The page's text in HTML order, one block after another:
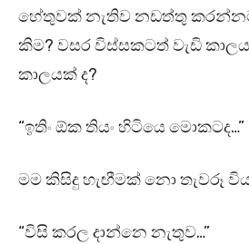
හේතුවක් නැතිව නඩත්තු
කිම? වසර විස්සකටත් වැඩි
කාලයක් ද?
“ඉතිං ඕක තියං හිටියෙ මොකටද…”
මම කිසිදු හැඟීමක් නො තැවරූ
“විසි කරල දාන්නෙ නැතුව…”